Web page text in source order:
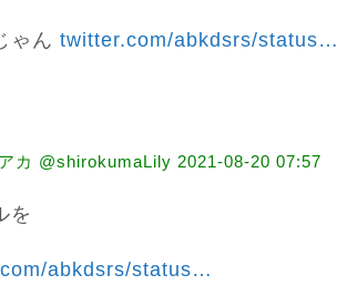
ゃん twitter.com/abkdsrs/status…
カ @shirokumaLily 2021-08-20 07:57
を
abkdsrs/status…